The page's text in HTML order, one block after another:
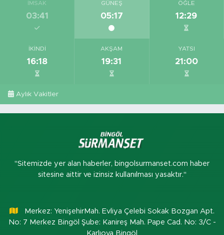
İMSAK
03:41
GÜNEŞ
05:17
ÖĞLE
12:29
İKINDI
16:18
AKŞAM
19:31
YATSI
21:00
Aylık Vakitler
"Sitemizde yer alan haberler, bingolsurmanset.com haber
sitesine aittir ve izinsiz kullanılması yasaktır."
Merkez: YenişehirMah. Evliya Çelebi Sokak Bozgan Apt.
No: 7 Merkez Bingöl Şube: Kanireş Mah. Pape Cad. No: 3/C -
Karlıova Bingöl